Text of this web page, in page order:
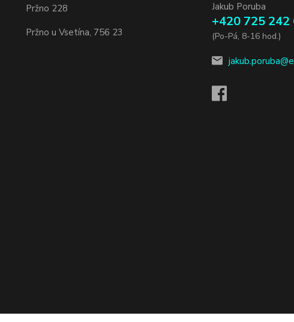
Pržno 228
Pržno u Vsetína, 756 23
Jakub Poruba
+420 725 242
(Po-Pá, 8-16 hod.)